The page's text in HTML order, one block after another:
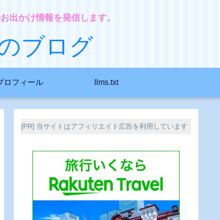
出かけ情報を発信します。
ブログ
ロフィール llms.txt
[PR] 当サイトはアフィリエイト広告を利用しています